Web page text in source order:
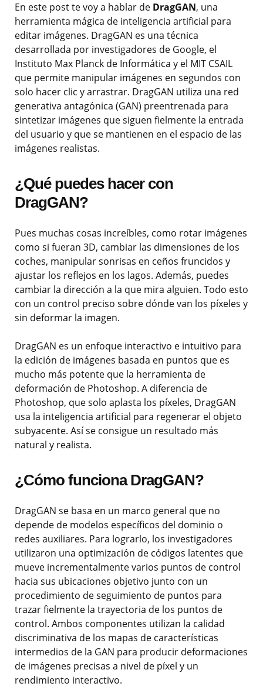
En este post te voy a hablar de DragGAN, una
herramienta mágica de inteligencia artificial para
editar imágenes. DragGAN es una técnica
desarrollada por investigadores de Google, el
Instituto Max Planck de Informática y el MIT CSAIL
que permite manipular imágenes en segundos con
solo hacer clic y arrastrar. DragGAN utiliza una red
generativa antagónica (GAN) preentrenada para
sintetizar imágenes que siguen fielmente la entrada
del usuario y que se mantienen en el espacio de las
imágenes realistas.
¿Qué puedes hacer con
DragGAN?
Pues muchas cosas increíbles, como rotar imágenes
como si fueran 3D, cambiar las dimensiones de los
coches, manipular sonrisas en ceños fruncidos y
ajustar los reflejos en los lagos. Además, puedes
cambiar la dirección a la que mira alguien. Todo esto
con un control preciso sobre dónde van los píxeles y
sin deformar la imagen.
DragGAN es un enfoque interactivo e intuitivo para
la edición de imágenes basada en puntos que es
mucho más potente que la herramienta de
deformación de Photoshop. A diferencia de
Photoshop, que solo aplasta los píxeles, DragGAN
usa la inteligencia artificial para regenerar el objeto
subyacente. Así se consigue un resultado más
natural y realista.
¿Cómo funciona DragGAN?
DragGAN se basa en un marco general que no
depende de modelos específicos del dominio o
redes auxiliares. Para lograrlo, los investigadores
utilizaron una optimización de códigos latentes que
mueve incrementalmente varios puntos de control
hacia sus ubicaciones objetivo junto con un
procedimiento de seguimiento de puntos para
trazar fielmente la trayectoria de los puntos de
control. Ambos componentes utilizan la calidad
discriminativa de los mapas de características
intermedios de la GAN para producir deformaciones
de imágenes precisas a nivel de píxel y un
rendimiento interactivo.